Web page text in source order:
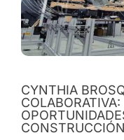
CYNTHIA
CONSTRUCCIÓN